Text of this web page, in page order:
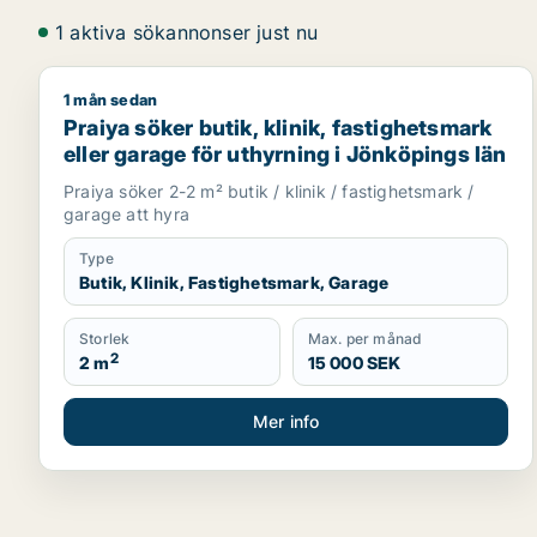
1 aktiva sökannonser just nu
Praiya söker butik, klinik, fastighetsmark eller
1 mån sedan
Praiya söker butik, klinik, fastighetsmark
eller garage för uthyrning i Jönköpings län
Praiya söker 2-2 m² butik / klinik / fastighetsmark /
garage att hyra
Type
Butik, Klinik, Fastighetsmark, Garage
Storlek
2 m2
Max. per månad
15 000 SEK
Mer info